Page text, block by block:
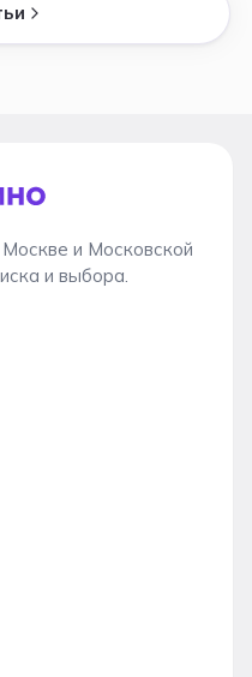
и Московской
и выбора.